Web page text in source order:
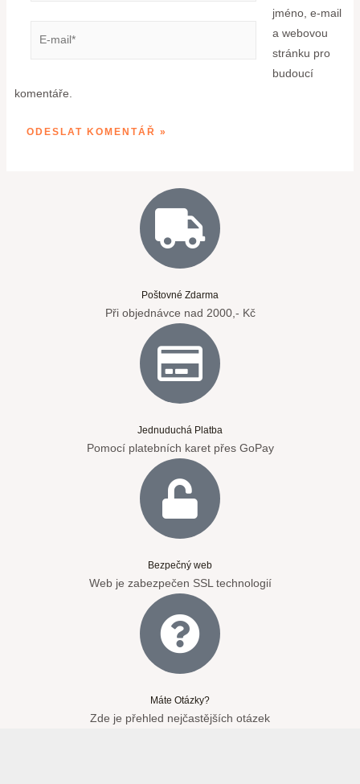
jméno, e-mail
a webovou
stránku pro
budoucí
komentáře.
Poštovné Zdarma
Při objednávce nad 2000,- Kč
Jednuduchá Platba
Pomocí platebních karet přes GoPay
Bezpečný web
Web je zabezpečen SSL technologií
Máte Otázky?
Zde je přehled nejčastějších otázek